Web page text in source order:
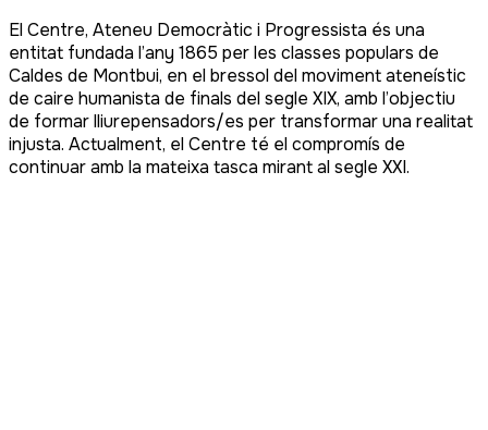
El Centre, Ateneu Democràtic i Progressista és una
entitat fundada l’any 1865 per les classes populars de
Caldes de Montbui, en el bressol del moviment ateneístic
de caire humanista de finals del segle XIX, amb l’objectiu
de formar lliurepensadors/es per transformar una realitat
injusta. Actualment, el Centre té el compromís de
continuar amb la mateixa tasca mirant al segle XXI.